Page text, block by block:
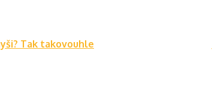
Tak takovouhle